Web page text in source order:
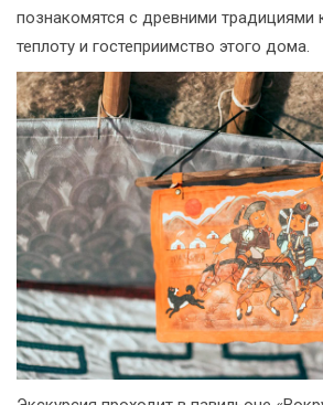
познакомятся с древними традициями
теплоту и гостеприимство этого дома.